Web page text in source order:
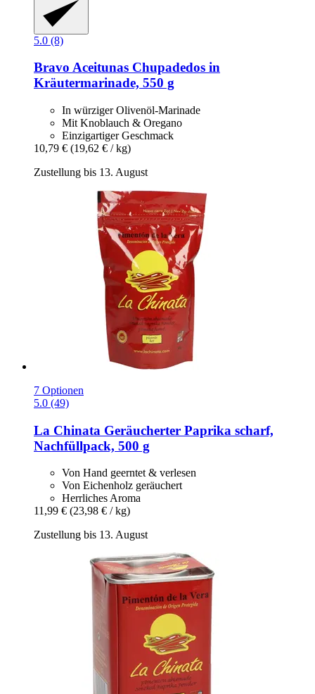
5.0 (8)
Bravo Aceitunas Chupadedos in
Kräutermarinade, 550 g
In würziger Olivenöl-Marinade
Mit Knoblauch & Oregano
Einzigartiger Geschmack
10,79 € (19,62 € / kg)
Zustellung bis 13. August
7 Optionen
5.0 (49)
La Chinata Geräucherter Paprika scharf,
Nachfüllpack, 500 g
Von Hand geerntet & verlesen
Von Eichenholz geräuchert
Herrliches Aroma
11,99 € (23,98 € / kg)
Zustellung bis 13. August